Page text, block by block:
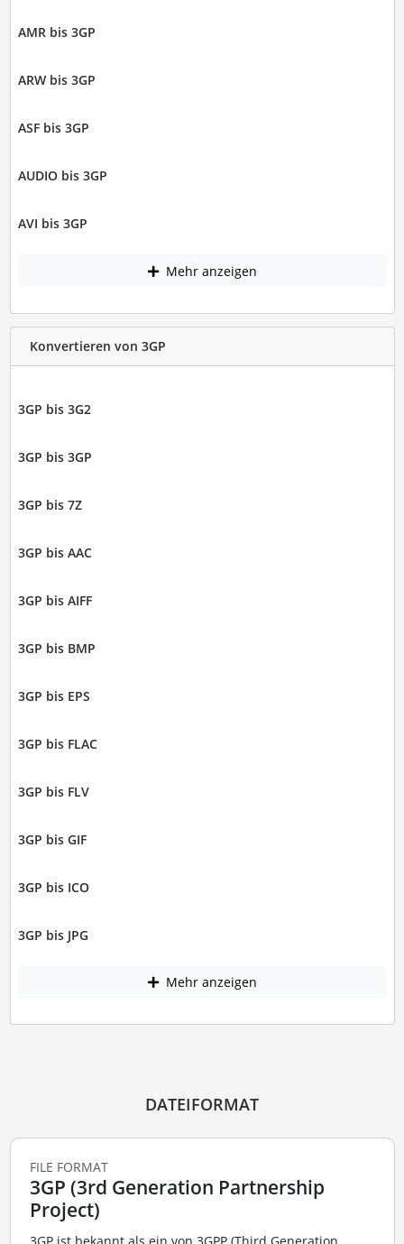
AMR bis 3GP
ARW bis 3GP
ASF bis 3GP
AUDIO bis 3GP
AVI bis 3GP
Mehr anzeigen
Konvertieren von 3GP
3GP bis 3G2
3GP bis 3GP
3GP bis 7Z
3GP bis AAC
3GP bis AIFF
3GP bis BMP
3GP bis EPS
3GP bis FLAC
3GP bis FLV
3GP bis GIF
3GP bis ICO
3GP bis JPG
Mehr anzeigen
DATEIFORMAT
FILE FORMAT
3GP (3rd Generation Partnership
Project)